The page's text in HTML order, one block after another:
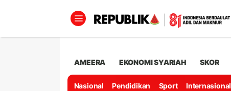
AMEERA EKONOMI SYARIAH SKOR
Nasional Pendidikan Sport Internasional